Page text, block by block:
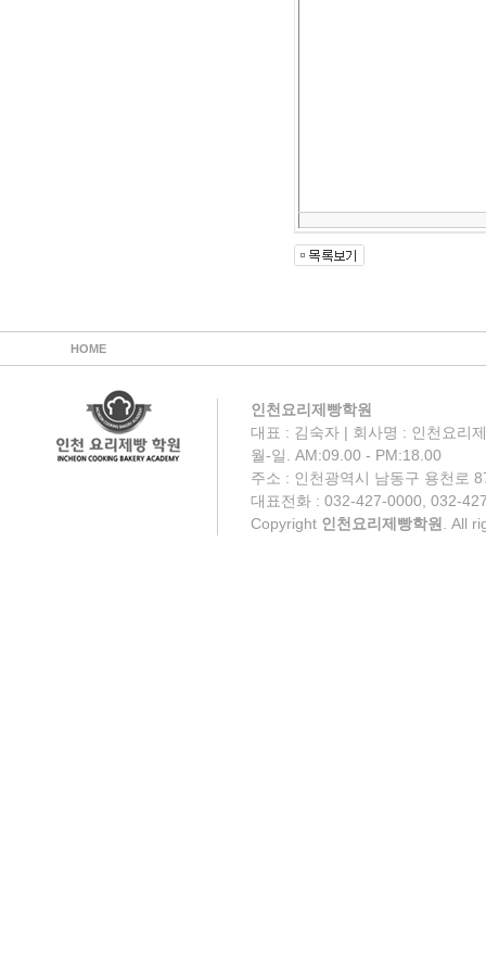
HOME
인천요리제빵학원
대표 : 김숙자 | 회사명 : 인천요리
월-일. AM:09.00 - PM:18.00
주소 : 인천광역시 남동구 용천로
대표전화 : 032-427-0000, 032-
Copyright 인천요리제빵학원 . All